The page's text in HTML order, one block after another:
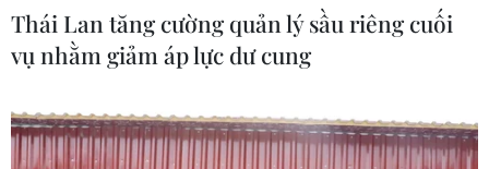
mới cho kinh tế Việt Nam
11/06/2025 05:38
Thái Lan tăng cường quản lý sầu riêng cuối
vụ nhằm giảm áp lực dư cung